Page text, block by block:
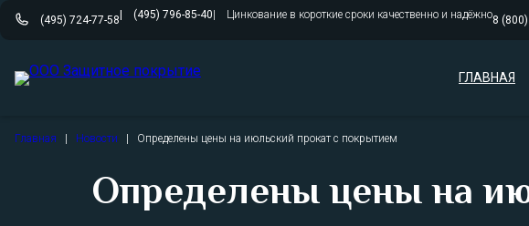
(495) 724-77-58 (495) 796-85-40 Цинкование в короткие сроки качественно и надёжно8
ГЛАВНАЯ
Главная Новости Определены цены на июльский прокат с покрытием
Определены цены на